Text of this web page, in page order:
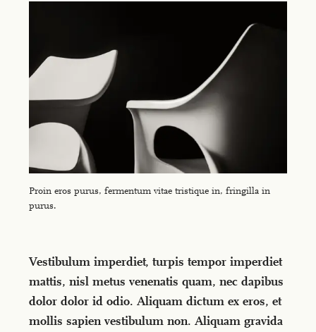
Proin eros purus, fermentum vitae tristique in, fringilla in
purus.
Vestibulum imperdiet, turpis tempor imperdiet
mattis, nisl metus venenatis quam, nec dapibus
dolor dolor id odio. Aliquam dictum ex eros, et
mollis sapien vestibulum non. Aliquam gravida